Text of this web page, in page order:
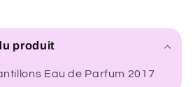
produit
Eau de Parfum 2017